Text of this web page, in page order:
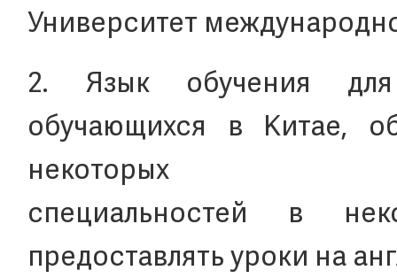
Университет
2. Язык обучения
обучающихся в Китае,
некоторых
специальностей в
предоставлять уроки на